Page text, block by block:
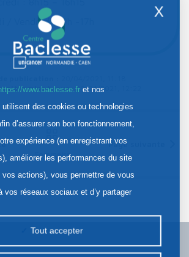
/ Vendredi : 9h -17h
mise à jour :20/04/2021, 12:22
Sommaire
Page suivante
X
www.baclesse.fret nos
utilisent des cookies ou technologies
d’assurer son bon fonctionnement,
expérience (en enregistrant vos
améliorer les performances du site
vos actions), vous permettre de vous
vos réseaux sociaux et d’y partager
personnalisée sur notre site ou ceux de
Certains traceurs non classés
Tout accepter